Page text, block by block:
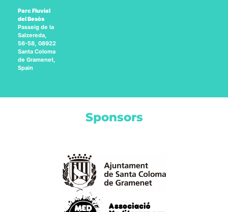
Parc Fluvial
del Besòs
Passeig de la
Salzereda,
56-58, 08922
Santa Coloma
de Gramenet,
Spain
Sponsors